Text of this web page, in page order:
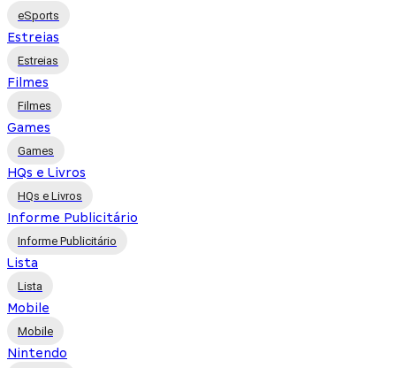
eSports
Estreias
Estreias
Filmes
Filmes
Games
Games
HQs e Livros
HQs e Livros
Informe Publicitário
Informe Publicitário
Lista
Lista
Mobile
Mobile
Nintendo